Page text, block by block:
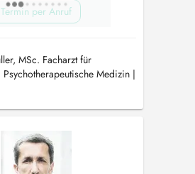
Termin per Anruf
MSc. Facharzt für
Medizin |
(humanistische
Angststörungen,
In meinen Ordinationen in
biete ich fachärztliche
ein...